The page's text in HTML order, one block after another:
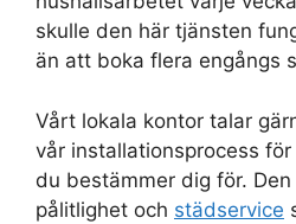
skulle den här tjänsten
än att boka flera engångs
Vårt lokala kontor talar
vår installationsprocess
du bestämmer dig för.
pålitlighet och städservice